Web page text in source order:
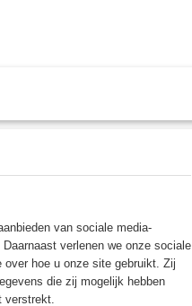
GAMES AGENDA
van sociale media-
verlenen we onze sociale
hoe u onze site gebruikt. Zij
die zij mogelijk hebben
verstrekt.